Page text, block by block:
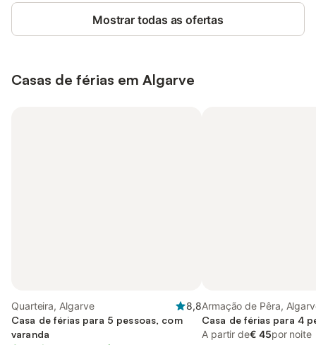
Mostrar todas as ofertas
Casas de férias em Algarve
Quarteira, Algarve
8,8
Casa de férias para 5 pessoas, com
varanda
Armação de Pêra,
Casa de férias para 4
A partir de€ 45por noite